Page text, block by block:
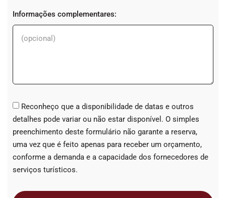
Informações complementares:
Reconheço que a disponibilidade de datas e outros
detalhes pode variar ou não estar disponível. O simples
preenchimento deste formulário não garante a reserva,
uma vez que é feito apenas para receber um orçamento,
conforme a demanda e a capacidade dos fornecedores de
serviços turísticos.